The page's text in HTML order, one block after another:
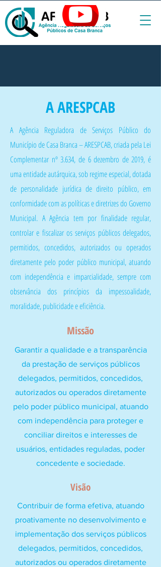
A ARESPCAB
A Agência Reguladora de Serviços Público do
Município de Casa Branca – ARESPCAB, criada pela Lei
Complementar nº 3.634, de 6 dezembro de 2019, é
uma entidade autárquica, sob regime especial, dotada
de personalidade jurídica de direito público, em
conformidade com as políticas e diretrizes do Governo
Municipal. A Agência tem por finalidade regular,
controlar e fiscalizar os serviços públicos delegados,
permitidos, concedidos, autorizados ou operados
diretamente pelo poder público municipal, atuando
com independência e imparcialidade, sempre com
observância dos princípios da impessoalidade,
moralidade, publicidade e eficiência.
Missão
Garantir a qualidade e a transparência
da prestação de serviços públicos
delegados, permitidos, concedidos,
autorizados ou operados diretamente
pelo poder público municipal, atuando
com independência para proteger e
conciliar direitos e interesses de
usuários, entidades reguladas, poder
concedente e sociedade.
Visão
Contribuir de forma efetiva, atuando
proativamente no desenvolvimento e
implementação dos serviços públicos
delegados, permitidos, concedidos,
autorizados ou operados diretamente